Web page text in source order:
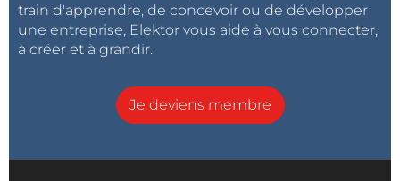
train d'apprendre, de concevoir ou de développer
une entreprise, Elektor vous aide à vous connecter,
à créer et à grandir.
Je deviens membre